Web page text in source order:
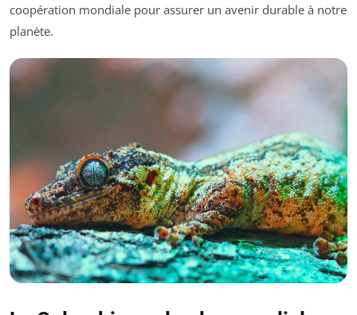
coopération mondiale pour assurer un avenir durable à notre
planète.